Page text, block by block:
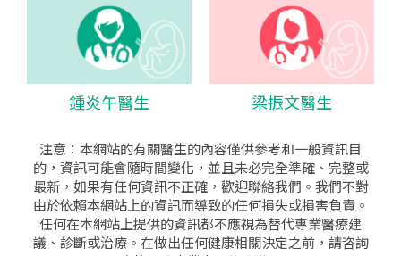
鍾炎午醫生 梁振文醫生
注意：本網站的有關醫生的內容僅供參考和一般資訊目
的，資訊可能會隨時間變化，並且未必完全準確、完整或
最新，如果有任何資訊不正確，歡迎聯絡我們。我們不對
由於依賴本網站上的資訊而導致的任何損失或損害負責。
任何在本網站上提供的資訊都不應視為替代專業醫療建
議、診斷或治療。在做出任何健康相關決定之前，請咨詢